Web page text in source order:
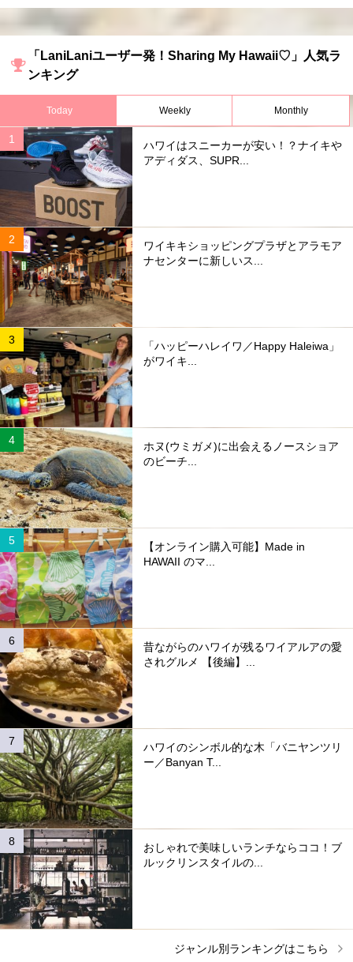
「LaniLaniユーザー発！Sharing My Hawaii♡」人気ラ
ンキング
Today Weekly Monthly
ハワイはスニーカーが安い！？ナイキや
アディダス、SUPR...
ワイキキショッピングプラザとアラモア
ナセンターに新しいス...
「ハッピーハレイワ／Happy Haleiwa」
がワイキ...
ホヌ(ウミガメ)に出会えるノースショア
のビーチ...
【オンライン購入可能】Made in
HAWAII のマ...
昔ながらのハワイが残るワイアルアの愛
されグルメ 【後編】...
ハワイのシンボル的な木「バニヤンツリ
ー／Banyan T...
おしゃれで美味しいランチならココ！ブ
ルックリンスタイルの...
ジャンル別ランキングはこちら